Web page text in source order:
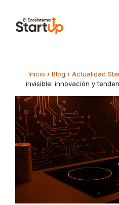
Inicio › Blog › Actualidad
invisible: innovación y